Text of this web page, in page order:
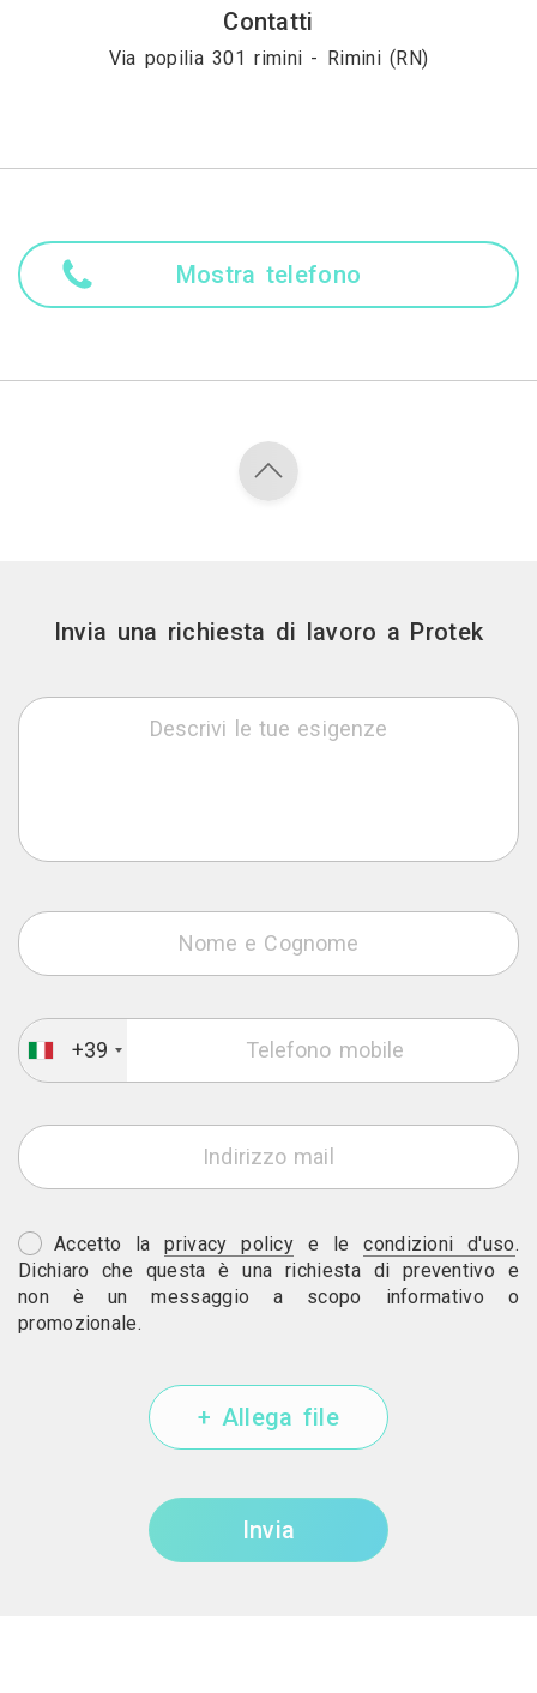
Contatti
Via popilia 301 rimini - Rimini (RN)
Mostra telefono
Invia una richiesta di lavoro a Protek
+39
Accetto laprivacy policy e lecondizioni d'uso.
Dichiaro che questa è una richiesta di preventivo e
non è un messaggio a scopo informativo o
promozionale.
+ Allega file
Invia